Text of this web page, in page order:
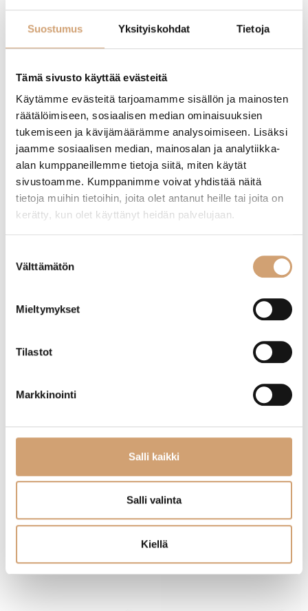
Suostumus Yksityiskohdat Tietoja
Tämä sivusto käyttää evästeitä
Käytämme evästeitä tarjoamamme sisällön ja mainosten
räätälöimiseen, sosiaalisen median ominaisuuksien
tukemiseen ja kävijämäärämme analysoimiseen. Lisäksi
jaamme sosiaalisen median, mainosalan ja analytiikka-
alan kumppaneillemme tietoja siitä, miten käytät
sivustoamme. Kumppanimme voivat yhdistää näitä
tietoja muihin tietoihin, joita olet antanut heille tai joita on
kerätty, kun olet käyttänyt heidän palvelujaan.
valinta
Välttämätön
Mieltymykset
Tilastot
Markkinointi
Salli kaikki
Salli valinta
Kiellä
Bourgeat paistokasari 24cm
69,90€
Stellar pinnoitettu paistokasari 28cm
kannella
149,00€
Lue lisää
Heti saatavilla verkkokaupasta
Lue lisää